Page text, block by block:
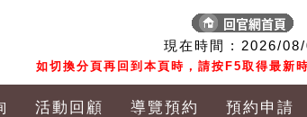
現在時間 : 2026/
如切換分頁再回到本頁時，請按F5取得最新
活動回顧 導覽預約 預約申請